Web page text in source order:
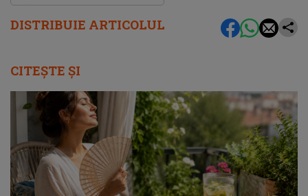
DISTRIBUIE ARTICOLUL
CITEȘTE ȘI